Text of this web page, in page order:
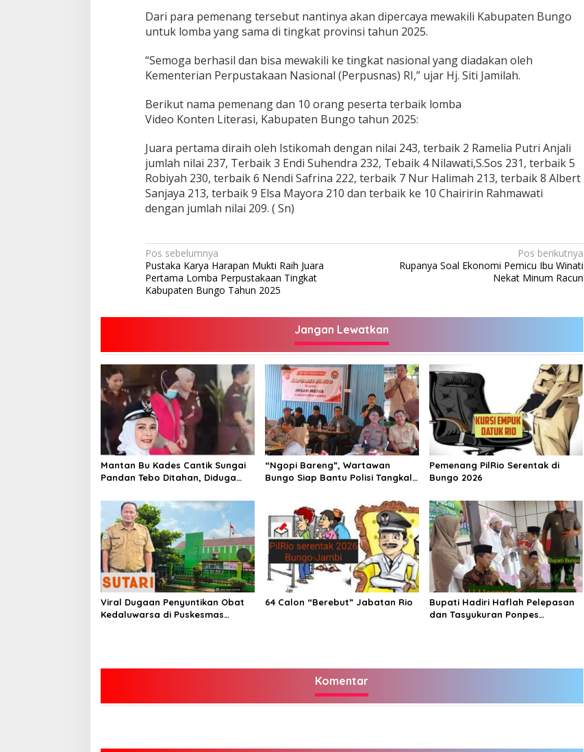
Dari para pemenang tersebut nantinya akan dipercaya mewakili Kabupaten Bungo
untuk lomba yang sama di tingkat provinsi tahun 2025.
“Semoga berhasil dan bisa mewakili ke tingkat nasional yang diadakan oleh
Kementerian Perpustakaan Nasional (Perpusnas) RI,” ujar Hj. Siti Jamilah.
Berikut nama pemenang dan 10 orang peserta terbaik lomba
Video Konten Literasi, Kabupaten Bungo tahun 2025:
Juara pertama diraih oleh Istikomah dengan nilai 243, terbaik 2 Ramelia Putri Anjali
jumlah nilai 237, Terbaik 3 Endi Suhendra 232, Tebaik 4 Nilawati,S.Sos 231, terbaik 5
Robiyah 230, terbaik 6 Nendi Safrina 222, terbaik 7 Nur Halimah 213, terbaik 8 Albert
Sanjaya 213, terbaik 9 Elsa Mayora 210 dan terbaik ke 10 Chairirin Rahmawati
dengan jumlah nilai 209. ( Sn)
Navigasi
pos
Pos sebelumnya
Pustaka Karya Harapan Mukti Raih Juara
Pertama Lomba Perpustakaan Tingkat
Kabupaten Bungo Tahun 2025
Pos berikutnya
Rupanya Soal Ekonomi Pemicu Ibu Winati
Nekat Minum Racun
Jangan Lewatkan
Mantan Bu Kades Cantik Sungai
Pandan Tebo Ditahan, Diduga
“Ngopi Bareng”, Wartawan
Bungo Siap Bantu Polisi Tangkal
Pemenang PilRio Serentak di
Bungo 2026
Viral Dugaan Penyuntikan Obat
Kedaluwarsa di Puskesmas
64 Calon “Berebut” Jabatan Rio
Bupati Hadiri Haflah Pelepasan
dan Tasyukuran Ponpes
Komentar